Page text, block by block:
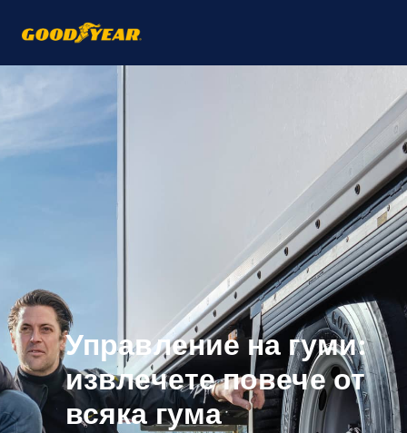
Управление на гуми:
извлечете повече от
всяка гума